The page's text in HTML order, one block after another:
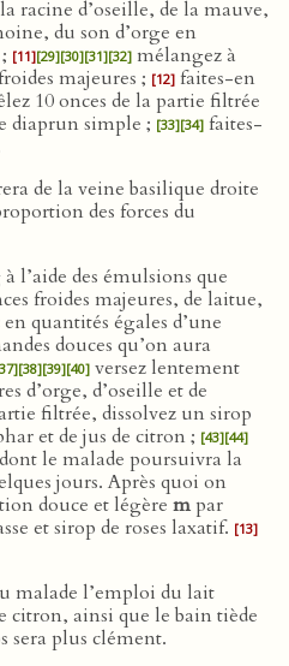
racine d’oseille, de la mauve,
du son d’orge en
; [11][29][30][31][32] mélangez à
majeures ; [12] faites-en
10 onces de la partie filtrée
diaprun simple ; [33][34] faites-
de la veine basilique droite
des forces du
l’aide des émulsions que
froides majeures, de laitue,
quantités égales d’une
douces qu’on aura
[38][39][40] versez lentement
d’orge, d’oseille et de
filtrée, dissolvez un sirop
et de jus de citron ; [43][44]
le malade poursuivra la
jours. Après quoi on
douce et légère mpar
et sirop de roses laxatif. [13]
malade l’emploi du lait
citron, ainsi que le bain tiède
sera plus clément.